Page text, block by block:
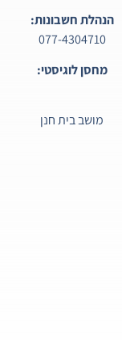
הנהלת חשבונות:
077-4304710
מחסן לוגיסטי:
מושב בית חנן